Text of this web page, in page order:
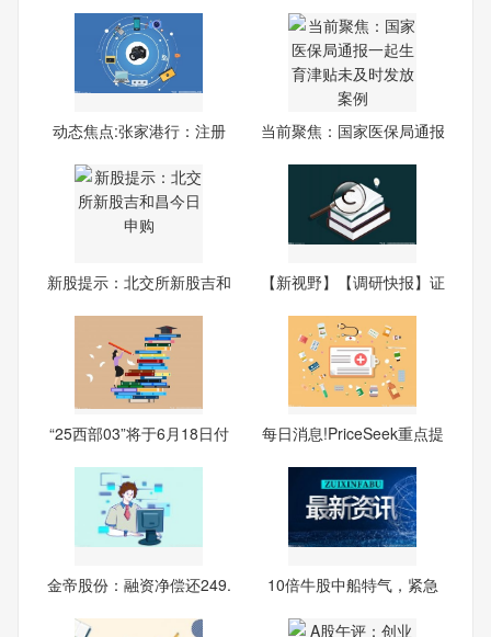
动态焦点:张家港行：注册
当前聚焦：国家医保局通报
新股提示：北交所新股吉和
【新视野】【调研快报】证
“25西部03”将于6月18日付
每日消息!PriceSeek重点提
金帝股份：融资净偿还249.
10倍牛股中船特气，紧急